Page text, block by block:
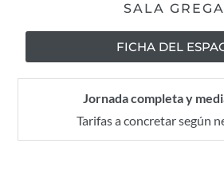
SALA
FICHA DEL
Jornada completa y
Tarifas a concretar según